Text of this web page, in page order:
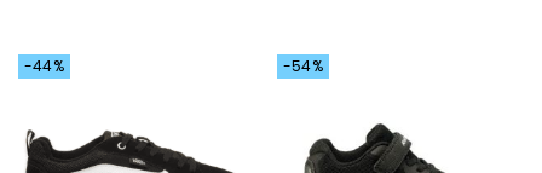
-44% -54%